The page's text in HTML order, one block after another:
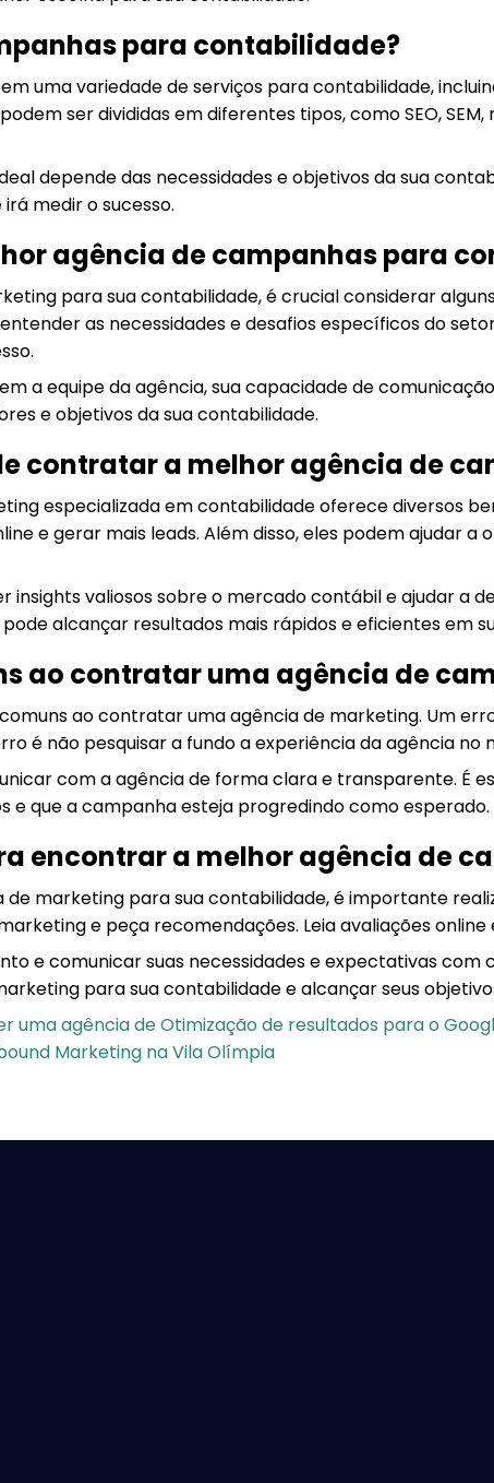
para contabilidade?
uma variedade de serviços para contabilidade,
ser divididas em diferentes tipos, como SEO,
depende das necessidades e objetivos da sua
medir o sucesso.
agência de campanhas para
para sua contabilidade, é crucial considerar
as necessidades e desafios específicos do
a equipe da agência, sua capacidade de
e objetivos da sua contabilidade.
contratar a melhor agência de
especializada em contabilidade oferece diversos
e gerar mais leads. Além disso, eles podem ajudar
valiosos sobre o mercado contábil e ajudar a
alcançar resultados mais rápidos e eficientes em
ao contratar uma agência de
ao contratar uma agência de marketing. Um
é não pesquisar a fundo a experiência da agência
com a agência de forma clara e transparente. É
e que a campanha esteja progredindo como esperado.
encontrar a melhor agência de
marketing para sua contabilidade, é importante
e peça recomendações. Leia avaliações
e comunicar suas necessidades e expectativas com
para sua contabilidade e alcançar seus
uma agência de Otimização de resultados para o
Marketing na Vila Olímpia